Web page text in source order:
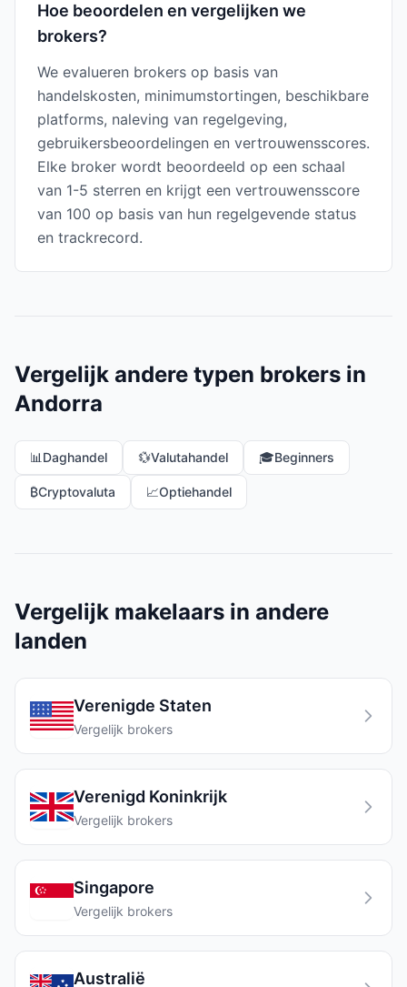
Hoe beoordelen en vergelijken we
brokers?
We evalueren brokers op basis van
handelskosten, minimumstortingen, beschikbare
platforms, naleving van regelgeving,
gebruikersbeoordelingen en vertrouwensscores.
Elke broker wordt beoordeeld op een schaal
van 1-5 sterren en krijgt een vertrouwensscore
van 100 op basis van hun regelgevende status
en trackrecord.
Vergelijk andere typen brokers in
Andorra
📊 Daghandel 💱Valutahandel 🎓Beginners
₿Cryptovaluta 📈Optiehandel
Vergelijk makelaars in andere
landen
Verenigde Staten
Vergelijk brokers
Verenigd Koninkrijk
Vergelijk brokers
Singapore
Vergelijk brokers
Australië